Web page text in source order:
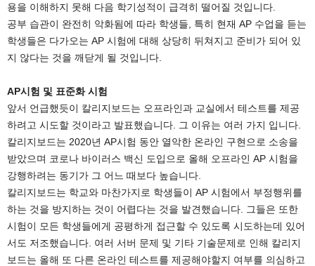
용을 이해하지 못해 다음 학기성적이 급격히 떨어질 것입니다.
공부 습관이 완전히 악화됨에 따라 학생들, 특히 현재 AP 수업을 듣는
학생들은 다가오는 AP 시험에 대해 상당히 뒤쳐지고 준비가 되어 있
지 않다는 것을 깨닫게 될 것입니다.
AP시험 및 표준화 시험
앞서 언급했듯이 칼리지보드는 오프라인과 교실에서 테스트를 제공
하려고 시도할 것이라고 발표했습니다. 그 이유는 여러 가지 입니다.
칼리지보드는 2020년 AP시험 동안 열악한 온라인 구현으로 소송을
받았으며 코로나 바이러스 백신 도입으로 올해 오프라인 AP 시험을
강행하려는 동기가 그 어느 때보다 높습니다.
칼리지보드는 학교와 마찬가지로 학생들이 AP 시험에서 부정행위를
하는 것을 방지하는 것이 어렵다는 것을 발견했습니다. 그들은 또한
시험이 모든 학생들에게 공평하게 접근할 수 있도록 시도하는데 있어
서도 저조했습니다. 여러 서버 문제 및 기타 기술문제로 인해 칼리지
보드는 올해 또 다른 온라인 테스트를 제공해야할지 여부를 의심하고